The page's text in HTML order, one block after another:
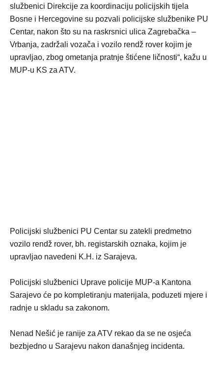
službenici Direkcije za koordinaciju policijskih tijela
Bosne i Hercegovine su pozvali policijske službenike PU
Centar, nakon što su na raskrsnici ulica Zagrebačka –
Vrbanja, zadržali vozača i vozilo rendž rover kojim je
upravljao, zbog ometanja pratnje štićene ličnosti“, kažu u
MUP-u KS za ATV.
Policijski službenici PU Centar su zatekli predmetno
vozilo rendž rover, bh. registarskih oznaka, kojim je
upravljao navedeni K.H. iz Sarajeva.
Policijski službenici Uprave policije MUP-a Kantona
Sarajevo će po kompletiranju materijala, poduzeti mjere i
radnje u skladu sa zakonom.
Nenad Nešić je ranije za ATV rekao da se ne osjeća
bezbjedno u Sarajevu nakon današnjeg incidenta.